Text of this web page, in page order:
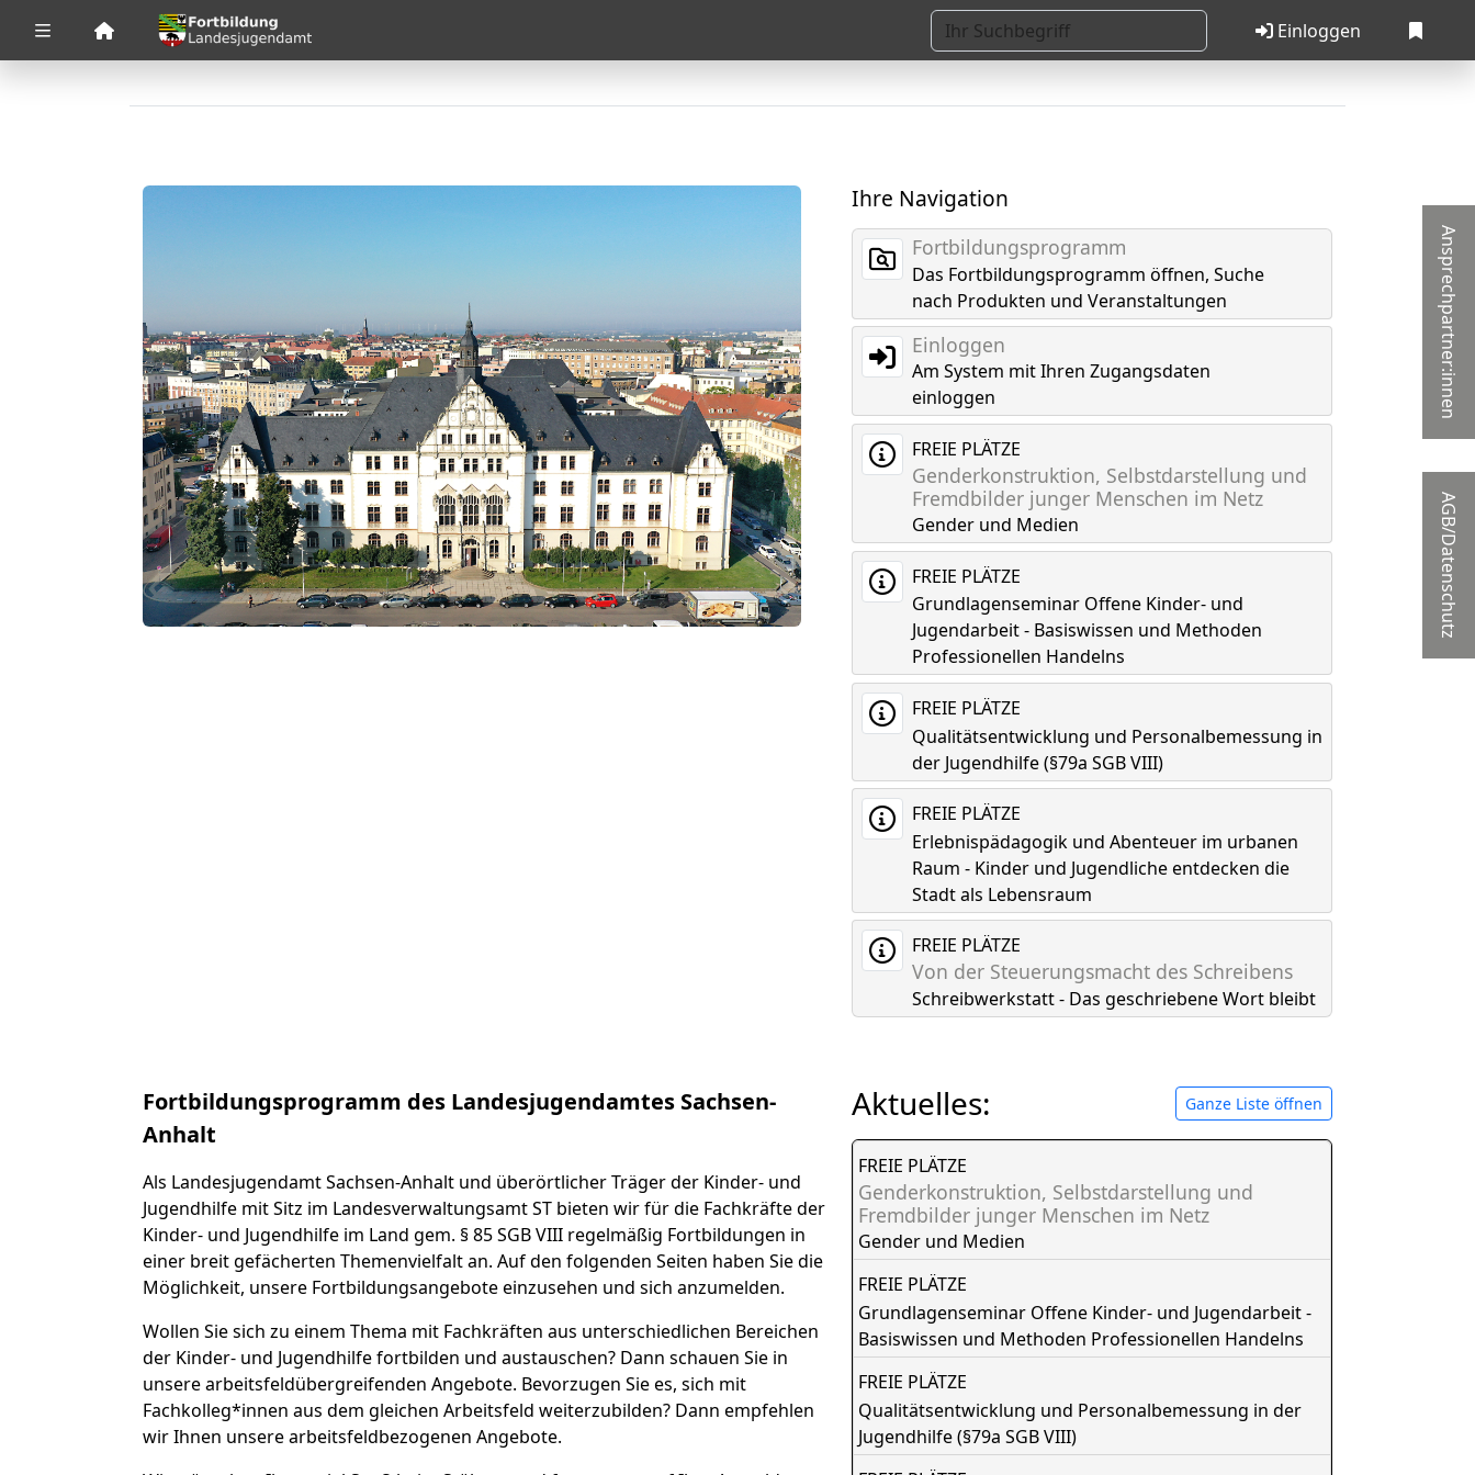
Einloggen
Zuklappen
Ansprechpartner:innen
AGB/Datenschutz
Ihre Navigation
Fortbildungsprogramm
Das Fortbildungsprogramm öffnen, Suche
nach Produkten und Veranstaltungen
Einloggen
Am System mit Ihren Zugangsdaten
einloggen
FREIE PLÄTZE
Genderkonstruktion, Selbstdarstellung und
Fremdbilder junger Menschen im Netz
Gender und Medien
FREIE PLÄTZE
Grundlagenseminar Offene Kinder- und
Jugendarbeit - Basiswissen und Methoden
Professionellen Handelns
FREIE PLÄTZE
Qualitätsentwicklung und Personalbemessung in
der Jugendhilfe (§79a SGB VIII)
FREIE PLÄTZE
Erlebnispädagogik und Abenteuer im urbanen
Raum - Kinder und Jugendliche entdecken die
Stadt als Lebensraum
FREIE PLÄTZE
Von der Steuerungsmacht des Schreibens
Schreibwerkstatt - Das geschriebene Wort bleibt
Fortbildungsprogramm des Landesjugendamtes Sachsen-
Anhalt
Als Landesjugendamt Sachsen-Anhalt und überörtlicher Träger der Kinder- und
Jugendhilfe mit Sitz im Landesverwaltungsamt ST bieten wir für die Fachkräfte der
Kinder- und Jugendhilfe im Land gem. § 85 SGB VIII regelmäßig Fortbildungen in
einer breit gefächerten Themenvielfalt an. Auf den folgenden Seiten haben Sie die
Möglichkeit, unsere Fortbildungsangebote einzusehen und sich anzumelden.
Wollen Sie sich zu einem Thema mit Fachkräften aus unterschiedlichen Bereichen
der Kinder- und Jugendhilfe fortbilden und austauschen? Dann schauen Sie in
unsere arbeitsfeldübergreifenden Angebote. Bevorzugen Sie es, sich mit
Fachkolleg*innen aus dem gleichen Arbeitsfeld weiterzubilden? Dann empfehlen
wir Ihnen unsere arbeitsfeldbezogenen Angebote.
Aktuelles: Ganze Liste öffnen
FREIE PLÄTZE
Genderkonstruktion, Selbstdarstellung und
Fremdbilder junger Menschen im Netz
Gender und Medien
FREIE PLÄTZE
Grundlagenseminar Offene Kinder- und Jugendarbeit -
Basiswissen und Methoden Professionellen Handelns
FREIE PLÄTZE
Qualitätsentwicklung und Personalbemessung in der
Jugendhilfe (§79a SGB VIII)